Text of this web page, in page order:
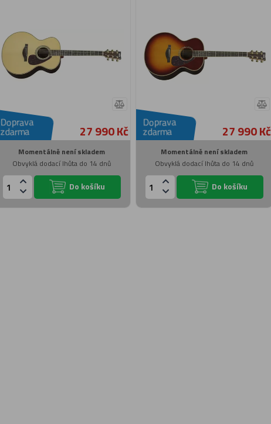
Doprava
zdarma 27 990 Kč
Momentálně není skladem
Obvyklá dodací lhůta do 14 dnů
Do košíku
Doprava
zdarma 27 990 Kč
Momentálně není skladem
Obvyklá dodací lhůta do 14 dnů
Do košíku